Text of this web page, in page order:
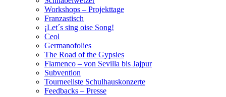
Workshops – Projekttage
Franzastisch
¡Let´s sing oise Song!
Ceol
Germanofolies
The Road of the Gypsies
Flamenco – von Sevilla bis Jajpur
Subvention
Tourneeliste Schulhauskonzerte
Feedbacks – Presse